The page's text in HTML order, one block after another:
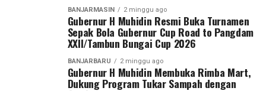
Rekening Zakat, Infak dan Sedekah:
Bank Kalsel Syariah:
6500844928 (Zakat)
6500846214 (Infak dan sedekah)
A.n Unit Pengumpul Zakat Bank Kalsel
BANJARMASIN 2 minggu ago
Gubernur H Muhidin Resmi Buka Turnamen
Sepak Bola Gubernur Cup Road to Pangdam
XXII/Tambun Bungai Cup 2026
BANJARBARU 2 minggu ago
Gubernur H Muhidin Membuka Rimba Mart,
Dukung Program Tukar Sampah dengan